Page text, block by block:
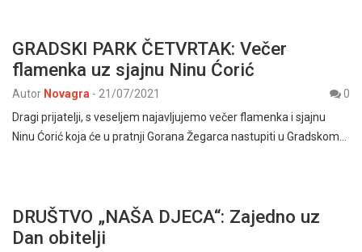
GRADSKI PARK ČETVRTAK: Večer
flamenka uz sjajnu Ninu Ćorić
Autor Novagra - 21/07/2021
0
Dragi prijatelji, s veseljem najavljujemo večer flamenka i sjajnu
Ninu Ćorić koja će u pratnji Gorana Žegarca nastupiti u Gradskom…
DRUŠTVO „NAŠA DJECA“: Zajedno uz
Dan obitelji